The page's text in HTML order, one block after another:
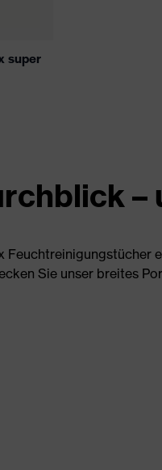
super
–
Feuchtreinigungstücher
Sie unser breites